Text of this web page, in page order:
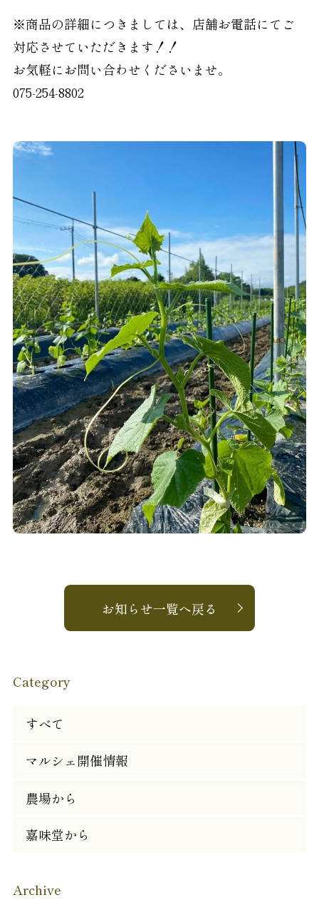
※商品の詳細につきましては、店舗お電話にてご
対応させていただきます！！
お気軽にお問い合わせくださいませ。
075-254-8802
お知らせ一覧へ戻る
Category
すべて
マルシェ開催情報
農場から
嘉味堂から
Archive